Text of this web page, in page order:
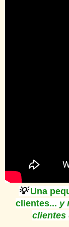
💡Una
clientes... y
clientes